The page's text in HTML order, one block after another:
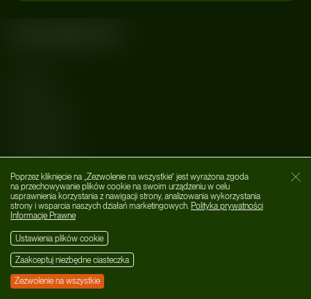
Poprzez kliknięcie na „Zezwolenie na wszystkie” jest wyrażona zgoda
na przechowywanie plików cookie na swoim urządzeniu w celu
usprawnienia korzystania z nawigacji strony, analizowania wykorzystania
strony i wsparcia naszych działań marketingowych. Polityka prywatności
Informacje Prawne
Ustawienia plików cookie
Zaakceptuj niezbędne ciasteczka
Zezwolenie na wszystkie
WYDARZENIA
O nas
Social Media